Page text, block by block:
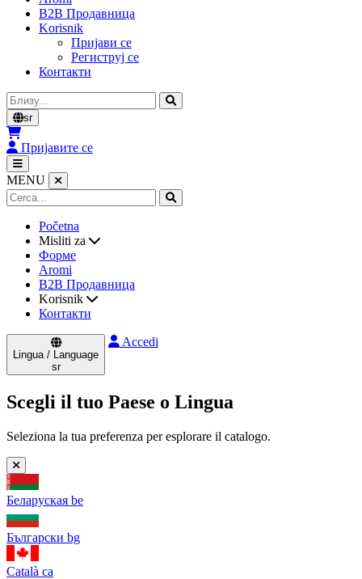
B2B Продавница
Korisnik
Пријави се
Региструј се
Контакти
Cerca
sr
Пријавите се
MENU
Početna
Misliti za
Форме
Aromi
B2B Продавница
Korisnik
Контакти
Lingua / Language
sr
Accedi
Scegli il tuo Paese o Lingua
Seleziona la tua preferenza per esplorare il catalogo.
Беларуская be
Български bg
Català ca